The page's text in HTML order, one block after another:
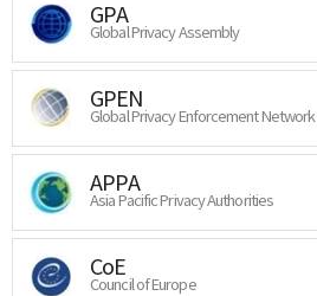
GPA
Global Privacy Assembly
GPEN
Global Privacy Enforcement Network
APPA
Asia Pacific Privacy Authorities
CoE
Council of Europe